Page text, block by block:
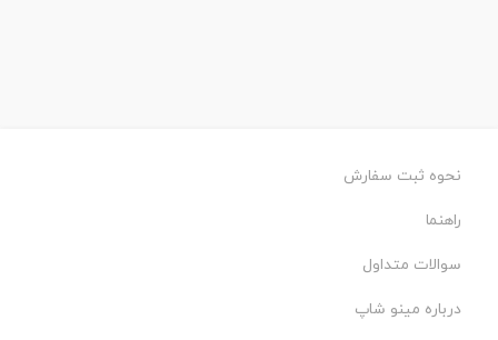
نحوه ثبت سفارش
راهنما
سوالات متداول
درباره مینو شاپ